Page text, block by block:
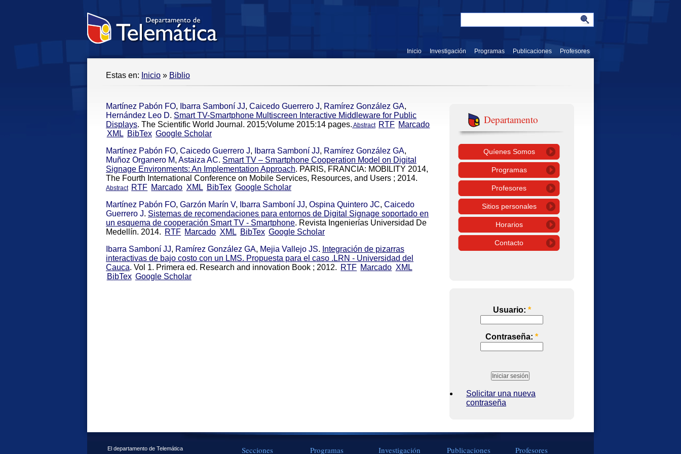
Inicio Investigación Programas Publicaciones Profesores
Estas en: Inicio » Biblio
Martínez Pabón FO, Ibarra Samboní JJ, Caicedo Guerrero J, Ramírez González GA,
Hernández Leo D. Smart TV-Smartphone Multiscreen Interactive Middleware for Public
Displays. The Scientific World Journal. 2015;Volume 2015:14 pages. Abstract RTF Marcado
XML BibTex Google Scholar
Martínez Pabón FO, Caicedo Guerrero J, Ibarra Samboní JJ, Ramírez González GA,
Muñoz Organero M, Astaiza AC. Smart TV – Smartphone Cooperation Model on Digital
Signage Environments: An Implementation Approach. PARIS, FRANCIA: MOBILITY 2014,
The Fourth International Conference on Mobile Services, Resources, and Users ; 2014.
Abstract RTF Marcado XML BibTex Google Scholar
Martínez Pabón FO, Garzón Marín V, Ibarra Samboní JJ, Ospina Quintero JC, Caicedo
Guerrero J. Sistemas de recomendaciones para entornos de Digital Signage soportado en
un esquema de cooperación Smart TV - Smartphone. Revista Ingenierías Universidad De
Medellín. 2014. RTF Marcado XML BibTex Google Scholar
Ibarra Samboní JJ, Ramírez González GA, Mejia Vallejo JS. Integración de pizarras
interactivas de bajo costo con un LMS. Propuesta para el caso .LRN - Universidad del
Cauca. Vol 1. Primera ed. Research and innovation Book ; 2012. RTF Marcado XML
BibTex Google Scholar
Departamento
Quíenes Somos
Programas
Profesores
Sitios personales
Horarios
Contacto
Usuario: *
Contraseña: *
Solicitar una nueva
contraseña
El departamento de Telemática
Secciones Programas Investigación Publicaciones Profesores